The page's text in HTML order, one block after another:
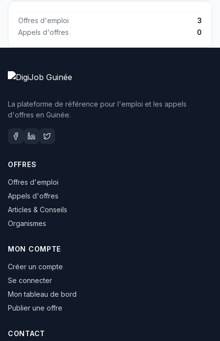
Offres d'emploi
3
Appels d'offres
0
La plateforme de référence pour l'emploi et les appels
d'offres en Guinée.
OFFRES
Offres d'emploi
Appels d'offres
Articles & Conseils
Organismes
MON COMPTE
Créer un compte
Se connecter
Mon tableau de bord
Publier une offre
CONTACT